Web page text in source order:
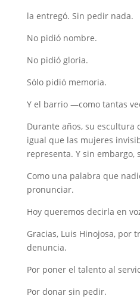
la entregó. Sin pedir nada.
No pidió nombre.
No pidió gloria.
Sólo pidió memoria.
Y el barrio —como tantas
Durante años, su escultura
igual que las mujeres
representa. Y sin embargo,
Como una palabra que
pronunciar.
Hoy queremos decirla en
Gracias, Luis Hinojosa, por
denuncia.
Por poner el talento al
Por donar sin pedir.